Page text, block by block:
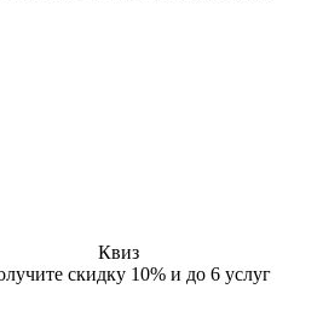
Квиз
скидку 10% и до 6 услуг